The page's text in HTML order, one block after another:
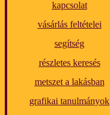
kapcsolat
vásárlás feltételei
segítség
részletes keresés
metszet a lakásban
grafikai tanulmányok